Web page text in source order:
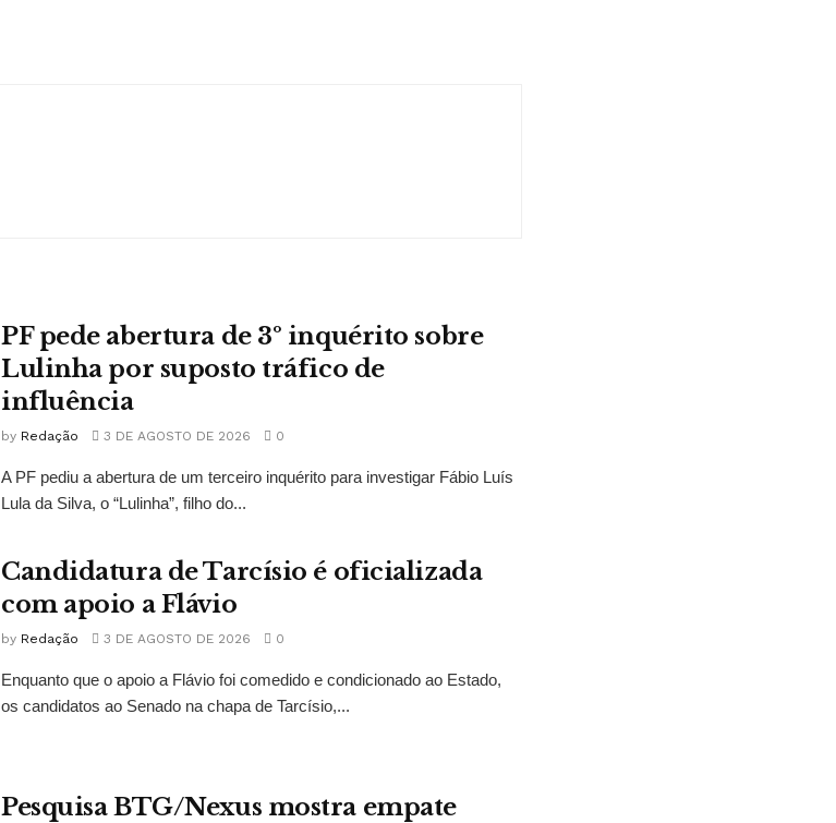
PF pede abertura de 3º inquérito sobre
Lulinha por suposto tráfico de
influência
by Redação 3 DE AGOSTO DE 2026 0
A PF pediu a abertura de um terceiro inquérito para investigar Fábio Luís
Lula da Silva, o “Lulinha”, filho do...
Candidatura de Tarcísio é oficializada
com apoio a Flávio
by Redação 3 DE AGOSTO DE 2026 0
Enquanto que o apoio a Flávio foi comedido e condicionado ao Estado,
os candidatos ao Senado na chapa de Tarcísio,...
Pesquisa BTG/Nexus mostra empate